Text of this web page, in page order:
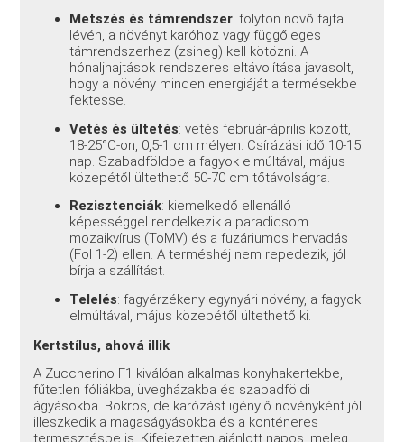
Metszés és támrendszer: folyton növő fajta
lévén, a növényt karóhoz vagy függőleges
támrendszerhez (zsineg) kell kötözni. A
hónaljhajtások rendszeres eltávolítása javasolt,
hogy a növény minden energiáját a termésekbe
fektesse.
Vetés és ültetés: vetés február-április között,
18-25°C-on, 0,5-1 cm mélyen. Csírázási idő 10-15
nap. Szabadföldbe a fagyok elmúltával, május
közepétől ültethető 50-70 cm tőtávolságra.
Rezisztenciák: kiemelkedő ellenálló
képességgel rendelkezik a paradicsom
mozaikvírus (ToMV) és a fuzáriumos hervadás
(Fol 1-2) ellen. A terméshéj nem repedezik, jól
bírja a szállítást.
Telelés: fagyérzékeny egynyári növény, a fagyok
elmúltával, május közepétől ültethető ki.
Kertstílus, ahová illik
A Zuccherino F1 kiválóan alkalmas konyhakertekbe,
fűtetlen fóliákba, üvegházakba és szabadföldi
ágyásokba. Bokros, de karózást igénylő növényként jól
illeszkedik a magaságyásokba és a konténeres
termesztésbe is. Kifejezetten ajánlott napos, meleg